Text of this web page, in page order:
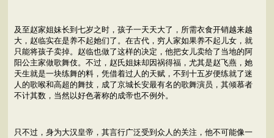
及至赵家姐妹长到七岁之时，孩子一天天大了，所需衣食开销越来越
大，赵临实在是养不起她们了。在古代，穷人家如果养不起儿女，就
只能将孩子卖掉。赵临也做了这样的决定，他把女儿卖给了当地的阿
阳公主家做歌舞伎。不过，赵氏姐妹却因祸得福，尤其是赵飞燕，她
天生就是一块练舞的料，凭借着过人的天赋，不到十五岁便练就了迷
人的歌喉和高超的舞技，成了京城长安最有名的歌舞演员，其倾慕者
不计其数，当然以好色著称的成帝也不例外。
只不过，身为大汉皇帝，其言行广泛受到众人的关注，他不可能像一